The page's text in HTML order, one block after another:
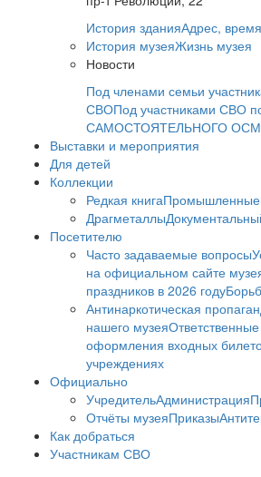
История зданияАдрес,
История музеяЖизнь музея
Новости
Под членами семьи
СВОПод участниками СВО
САМОСТОЯТЕЛЬНОГО
Выставки и мероприятия
Для детей
Коллекции
Редкая книгаПромышленные
Драгметаллы
Посетителю
Часто задаваемые вопросы
на официальном сайте
праздников в 2026 году
Антинаркотическая
нашего музея
оформления входных
учреждениях
Официально
УчредительАдминистрация
Отчёты музеяПриказы
Как добраться
Участникам СВО